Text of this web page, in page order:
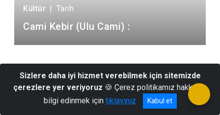
Kültür | Tarih
Cami Kebir (Ulu Cami) :
Sizlere daha iyi hizmet verebilmek için sitemizde
çerezlere yer veriyoruz 🍪 Çerez politikamız hakkında
bilgi edinmek için tıklayınız Kabul et